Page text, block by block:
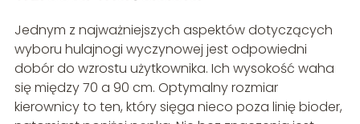
Jednym z najważniejszych aspektów dotyczących
wyboru hulajnogi wyczynowej jest odpowiedni
dobór do wzrostu użytkownika. Ich wysokość waha
się między 70 a 90 cm. Optymalny rozmiar
kierownicy to ten, który sięga nieco poza linię bioder,